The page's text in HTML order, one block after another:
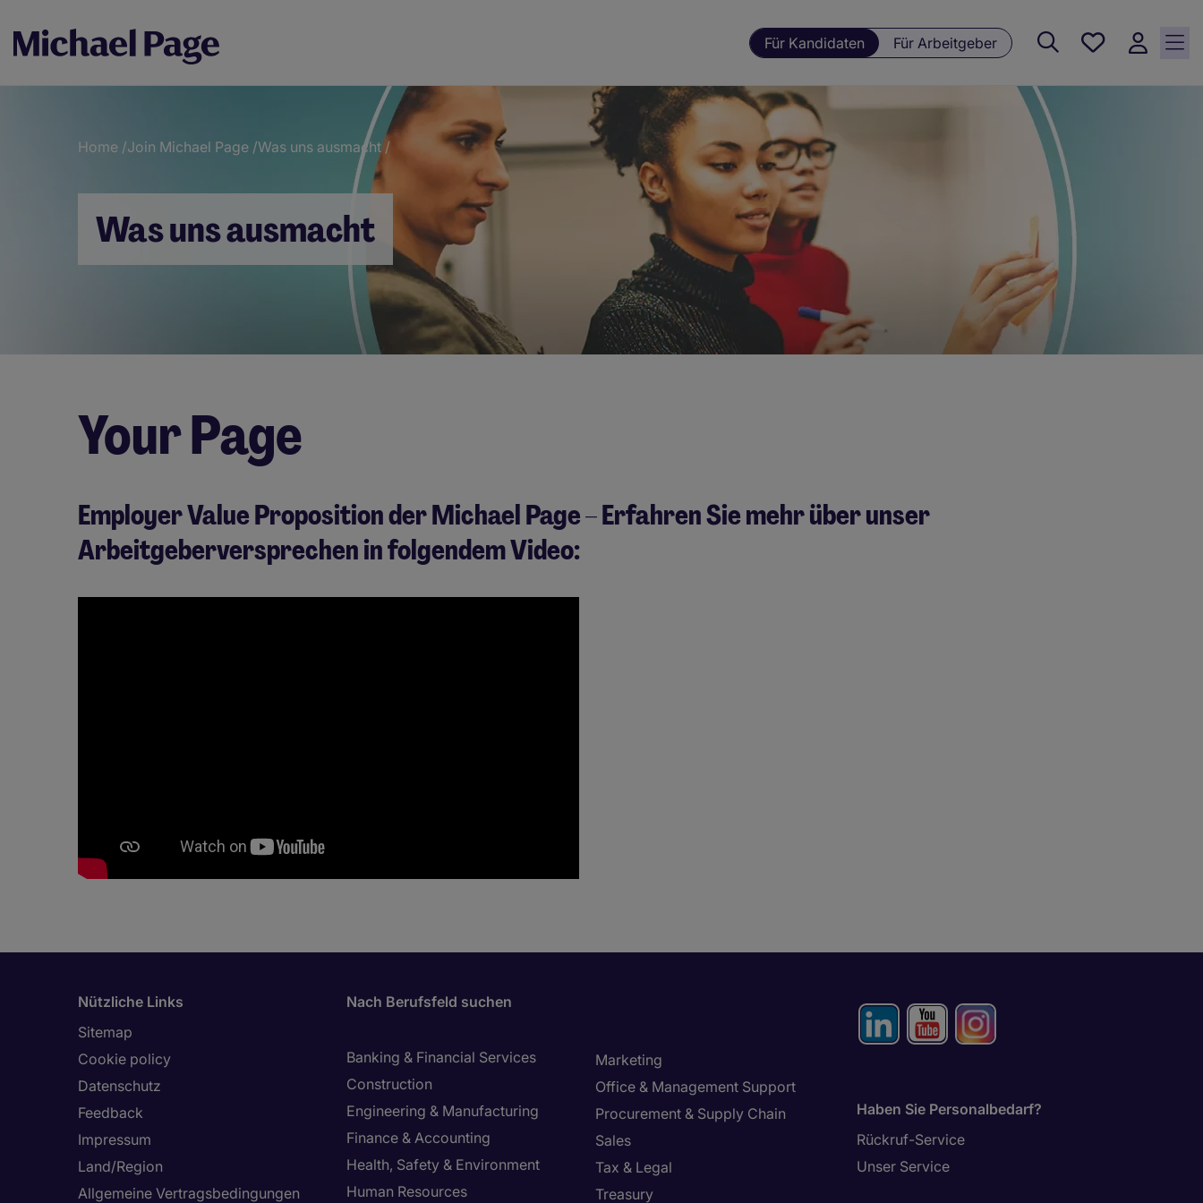
Für Kandidaten Für Arbeitgeber
Meine
currently
Home /Join Michael Page /Was uns ausmacht /
Was uns ausmacht
Your Page
Employer Value Proposition der Michael Page – Erfahren Sie mehr über unser
Arbeitgeberversprechen in folgendem Video:
Nützliche Links
Sitemap
Cookie policy
Datenschutz
Feedback
Impressum
Land/Region
Allgemeine Vertragsbedingungen
Nach Berufsfeld suchen
Banking & Financial Services
Construction
Engineering & Manufacturing
Finance & Accounting
Health, Safety & Environment
Human Resources
Marketing
Office & Management Support
Procurement & Supply Chain
Sales
Tax & Legal
Treasury
Haben Sie Personalbedarf?
Rückruf-Service
Unser Service